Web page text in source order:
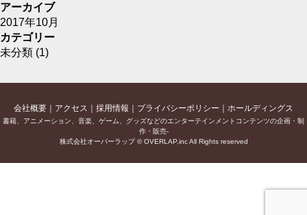
アーカイブ
2017年10月
カテゴリー
未分類 (1)
会社概要 アクセス 採用情報 プライバシーポリシー ホールディングス
書籍、アニメーション、音楽、ゲーム、グッズなどのエンターテインメントコンテンツの企画・制
作・販売-
株式会社オーバーラップ © OVERLAP,inc All Rights reserved